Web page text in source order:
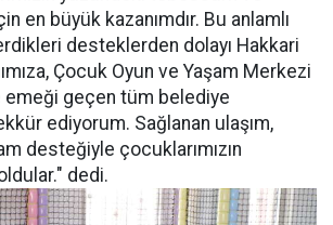
en büyük kazanımdır. Bu anlamlı
desteklerden dolayı Hakkari
Çocuk Oyun ve Yaşam Merkezi
emeği geçen tüm belediye
ediyorum. Sağlanan ulaşım,
desteğiyle çocuklarımızın
dedi.